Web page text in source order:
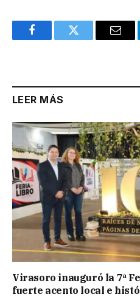
FacebookTwitter
LEER MÁS
Virasoro inauguró la 7ª
fuerte acento local e